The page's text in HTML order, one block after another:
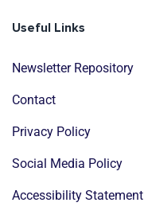
Useful Links
Newsletter Repository
Contact
Privacy Policy
Social Media Policy
Accessibility Statement